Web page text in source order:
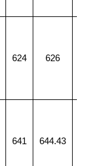
624 626
641 644.43